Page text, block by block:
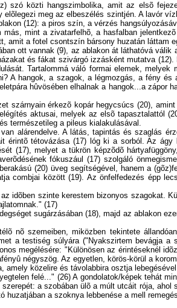
közti hangszimbolika, amit az elsõ
meg az elbeszélés szintjén. A lavór
(12): a piros szín, a vérzés
mint a zivatarfelhõ, a hasfalban
amit a fotel csontszín bársony huzatán láttam
ott vannak (9), az ablakon át láthatóvá
és fákat szivárgó izzásként mutatva
Tartalommá váló formai elemek,
A hangok, a szagok, a légmozgás, a fény
hûvösében elhalnak a hangok...a zápor
szárnyain érkezõ kopár hegycsúcs (20),
aktusai, melyek az elsõ tapasztalattól
természetileg a pileus kialakulásával.
alárendelve. A látás, tapintás és szaglás
tétovázása (17) lóg ki a sorból. Az ágy
(17), melyet a tükrön képzõdõ
fókuszául (17) szolgáló
(20) üveg segítségével, hanem a
combjai között (19). Az önfelfedezés épp
szinte kerestem bizonyos szagokat.
(17)
sugárzásában (18), majd az ablakon
nõ szemeiben, miközben tekintete
a testiség súlyára ("Nyakszirtem bevágja a
megélésére: "Különösen az érintéseknél
négyszög. Az egyetlen, körös-körül a
közelire és távolabbira osztja
felé..." (26) A gondolatok/képek tehát
a szobában ülõ a múlt utcáit rója,
a szoknya lebbenése a mell